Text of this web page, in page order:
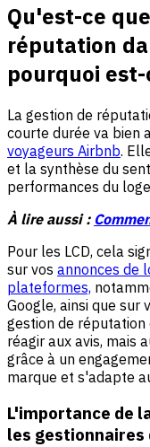
Qu'est-ce
réputation
pourquoi
La gestion de
courte durée va bien
voyageurs Airbnb.
et la synthèse du
performances du
À lire aussi :
Pour les LCD, cela
sur vos annonces de
plateformes,
Google, ainsi que sur
gestion de réputation
réagir aux avis, mais
grâce à un
marque et s'adapte
L'importance de
les